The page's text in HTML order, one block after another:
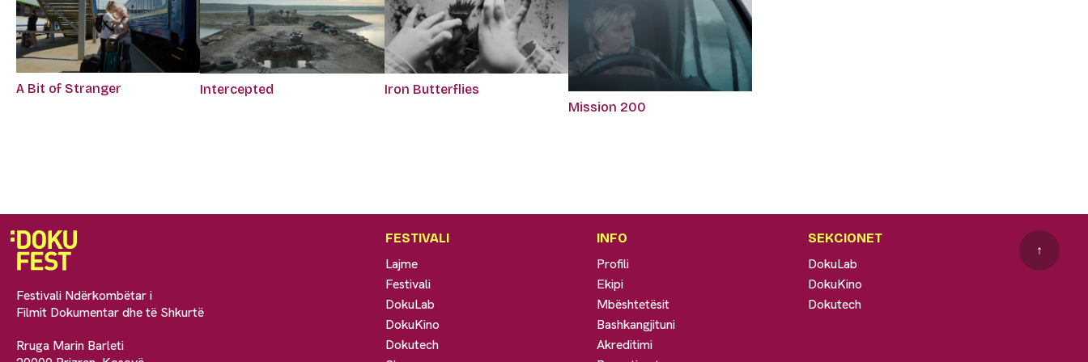
A Bit of Stranger Intercepted
Iron Butterflies
Mission 200
Festivali Ndërkombëtar i
Filmit Dokumentar dhe të Shkurtë
Rruga Marin Barleti
FESTIVALI
Lajme
Festivali
DokuLab
DokuKino
Dokutech
INFO
Profili
Ekipi
Mbështetësit
Bashkangjituni
Akreditimi
SEKCIONET
DokuLab
DokuKino
Dokutech
↑